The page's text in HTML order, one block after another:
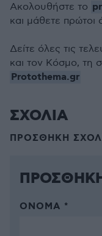
Ακολουθήστε το
και μάθετε πρώτοι
Δείτε όλες τις
και τον Κόσμο, τη
Protothema.gr
ΣΧΟΛΙΑ
ΠΡΟΣΘΗΚΗ
ΌΝΟΜΑ *